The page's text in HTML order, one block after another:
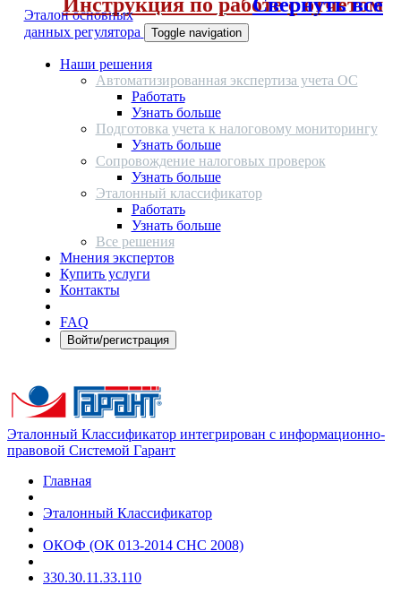
Эталон основных
данных регулятора
Toggle navigation
Наши решения
Автоматизированная экспертиза учета ОС
Работать
Узнать больше
Подготовка учета к налоговому мониторингу
Узнать больше
Сопровождение налоговых проверок
Узнать больше
Эталонный классификатор
Работать
Узнать больше
Все решения
Мнения экспертов
Купить услуги
Контакты
FAQ
Войти/регистрация
Эталонный Классификатор интегрирован с информационно-
правовой Системой Гарант
Главная
Эталонный Классификатор
ОКОФ (ОК 013-2014 СНС 2008)
330.30.11.33.110